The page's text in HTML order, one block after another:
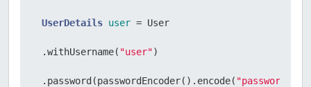
UserDetails user = User
.withUsername( "user")
.password(passwordEncoder().encode( "password"